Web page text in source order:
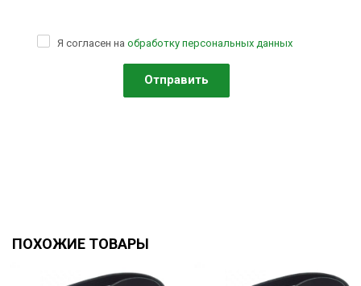
Я согласен на обработку персональных данных
ПОХОЖИЕ ТОВАРЫ